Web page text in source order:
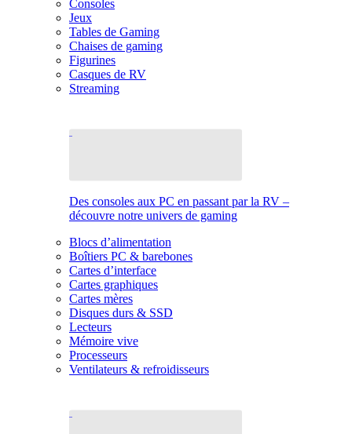
Consoles
Jeux
Tables de Gaming
Chaises de gaming
Figurines
Casques de RV
Streaming
Des consoles aux PC en passant par la RV –
découvre notre univers de gaming
Blocs d’alimentation
Boîtiers PC & barebones
Cartes d’interface
Cartes graphiques
Cartes mères
Disques durs & SSD
Lecteurs
Mémoire vive
Processeurs
Ventilateurs & refroidisseurs